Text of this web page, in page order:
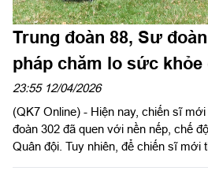
Trung đoàn 88, Sư
pháp chăm lo sức khỏe
23:55 12/04/2026
(QK7 Online) - Hiện nay, chiến sĩ
đoàn 302 đã quen với nền nếp, chế
Quân đội. Tuy nhiên, để chiến sĩ